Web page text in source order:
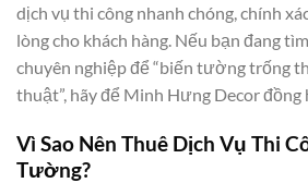
dịch vụ thi công nhanh chóng, chính
lòng cho khách hàng. Nếu bạn đang
chuyên nghiệp để “biến tường trống
thuật”, hãy để Minh Hưng Decor đồng
Vì Sao Nên Thuê Dịch Vụ Thi
Tường?